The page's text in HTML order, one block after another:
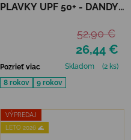
PLAVKY UPF 50+ - DANDY
26,44 €
52,90 €
Pozrieť viac Skladom
(2 ks)
8 rokov
9 rokov
VÝPREDAJ
LETO 2026 🌊